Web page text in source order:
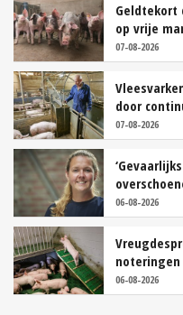
Geldtekort
op vrije
07-08-2026
door
07-08-2026
06-08-2026
noteringen
06-08-2026